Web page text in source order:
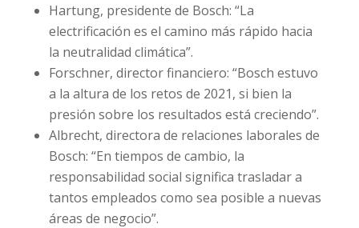
Hartung, presidente de Bosch: “La
electrificación es el camino más rápido hacia
la neutralidad climática”.
Forschner, director financiero: “Bosch estuvo
a la altura de los retos de 2021, si bien la
presión sobre los resultados está creciendo”.
Albrecht, directora de relaciones laborales de
Bosch: “En tiempos de cambio, la
responsabilidad social significa trasladar a
tantos empleados como sea posible a nuevas
áreas de negocio”.